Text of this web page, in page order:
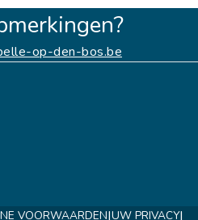
op-den-bos.be
VOORWAARDEN|UW PRIVACY|